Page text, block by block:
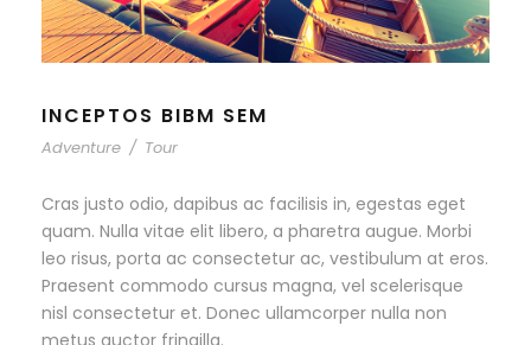
INCEPTOS BIBM SEM
Adventure / Tour
Cras justo odio, dapibus ac facilisis in, egestas eget
quam. Nulla vitae elit libero, a pharetra augue. Morbi
leo risus, porta ac consectetur ac, vestibulum at eros.
Praesent commodo cursus magna, vel scelerisque
nisl consectetur et. Donec ullamcorper nulla non